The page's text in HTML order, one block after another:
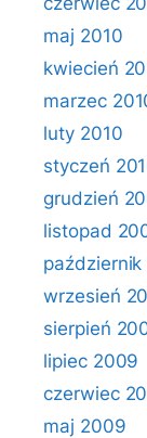
maj 2010
kwiecień
marzec
luty 2010
styczeń
grudzień
listopad
wrzesień
sierpień
lipiec 2009
czerwiec
maj 2009